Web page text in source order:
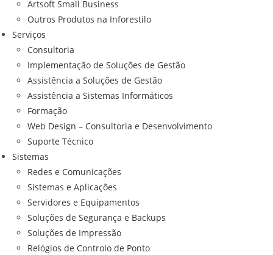
Artsoft Small Business
Outros Produtos na Inforestilo
Serviços
Consultoria
Implementação de Soluções de Gestão
Assistência a Soluções de Gestão
Assistência a Sistemas Informáticos
Formação
Web Design – Consultoria e Desenvolvimento
Suporte Técnico
Sistemas
Redes e Comunicações
Sistemas e Aplicações
Servidores e Equipamentos
Soluções de Segurança e Backups
Soluções de Impressão
Relógios de Controlo de Ponto